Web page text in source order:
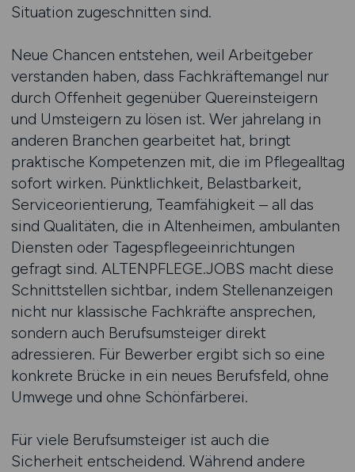
Situation zugeschnitten sind.
Neue Chancen entstehen, weil Arbeitgeber
verstanden haben, dass Fachkräftemangel nur
durch Offenheit gegenüber Quereinsteigern
und Umsteigern zu lösen ist. Wer jahrelang in
anderen Branchen gearbeitet hat, bringt
praktische Kompetenzen mit, die im Pflegealltag
sofort wirken. Pünktlichkeit, Belastbarkeit,
Serviceorientierung, Teamfähigkeit – all das
sind Qualitäten, die in Altenheimen, ambulanten
Diensten oder Tagespflegeeinrichtungen
gefragt sind. ALTENPFLEGE.JOBS macht diese
Schnittstellen sichtbar, indem Stellenanzeigen
nicht nur klassische Fachkräfte ansprechen,
sondern auch Berufsumsteiger direkt
adressieren. Für Bewerber ergibt sich so eine
konkrete Brücke in ein neues Berufsfeld, ohne
Umwege und ohne Schönfärberei.
Für viele Berufsumsteiger ist auch die
Sicherheit entscheidend. Während andere